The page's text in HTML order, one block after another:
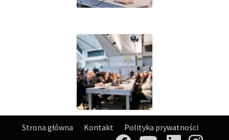
Strona główna Kontakt Polityka prywatności